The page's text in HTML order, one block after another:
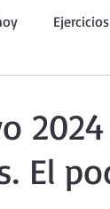
2024
El